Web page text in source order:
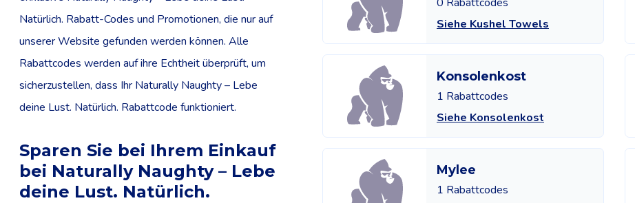
Natürlich. Rabatt-Codes und Promotionen, die nur auf
unserer Website gefunden werden können. Alle
Rabattcodes werden auf ihre Echtheit überprüft, um
sicherzustellen, dass Ihr Naturally Naughty – Lebe
deine Lust. Natürlich. Rabattcode funktioniert.
Sparen Sie bei Ihrem Einkauf
bei Naturally Naughty – Lebe
deine Lust. Natürlich.
Siehe Kushel Towels
Konsolenkost
1 Rabattcodes
Siehe Konsolenkost
Mylee
1 Rabattcodes